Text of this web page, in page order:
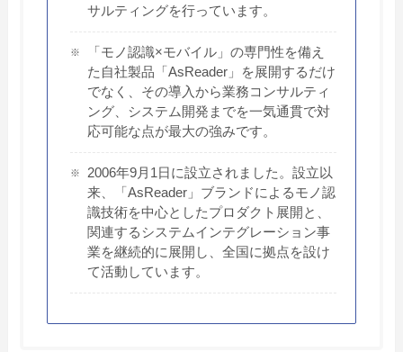
サルティングを行っています。
「モノ認識×モバイル」の専門性を備え
た自社製品「AsReader」を展開するだけ
でなく、その導入から業務コンサルティ
ング、システム開発までを一気通貫で対
応可能な点が最大の強みです。
2006年9月1日に設立されました。設立以
来、「AsReader」ブランドによるモノ認
識技術を中心としたプロダクト展開と、
関連するシステムインテグレーション事
業を継続的に展開し、全国に拠点を設け
て活動しています。